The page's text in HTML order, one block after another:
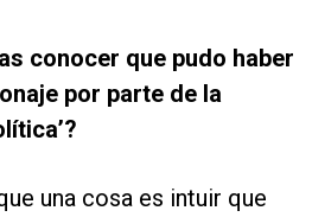
conocer que pudo haber
por parte de la
una cosa es intuir que